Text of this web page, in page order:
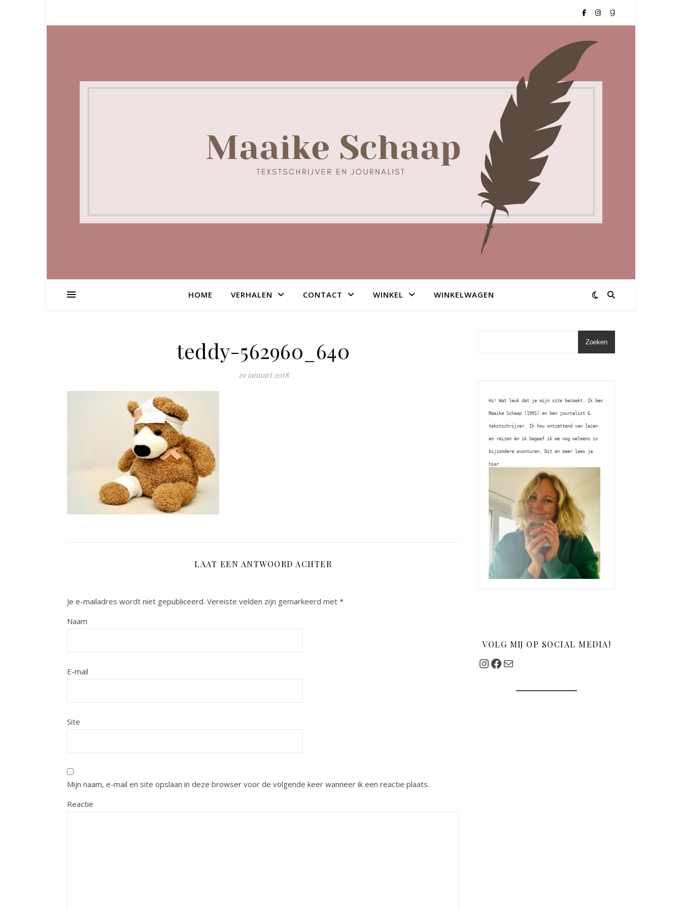
HOME VERHALEN CONTACT WINKEL WINKELWAGEN
teddy-562960_640
29 januari 2018
LAAT EEN ANTWOORD ACHTER
Je e-mailadres wordt niet gepubliceerd. Vereiste velden zijn gemarkeerd met *
Naam
E-mail
Site
Mijn naam, e-mail en site opslaan in deze browser voor de volgende keer wanneer ik een reactie plaats.
Reactie
Zoeken
Hi! Wat leuk dat je mijn site bezoekt. Ik ben
Maaike Schaap (1991) en ben journalist &
tekstschrijver. Ik hou ontzettend van lezen
en reizen én ik begeef ik me nog weleens in
bijzondere avonturen. Dit en meer lees je
hier.
VOLG MIJ OP SOCIAL MEDIA!
Instagram
Facebook
Mail